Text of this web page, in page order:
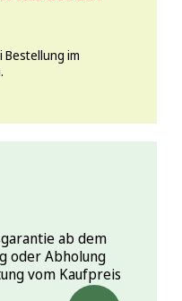
Bestellung im
ab dem
oder Abholung
vom Kaufpreis